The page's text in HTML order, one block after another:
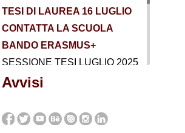
TESI DI LAUREA 16 LUGLIO
CONTATTA LA SCUOLA
BANDO ERASMUS+
SESSIONE TESI LUGLIO 2025
BANDO ERASMUS+ STUDIO
2025/26
TESI 3-4 OTTOBRE
Avvisi